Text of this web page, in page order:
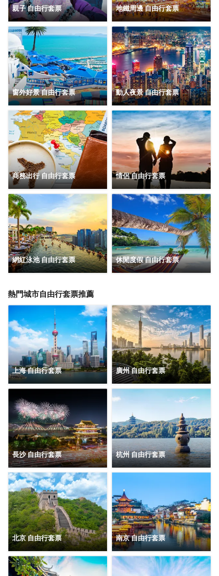
親子自由行套票 地鐵周邊自由行套票
窗外好景自由行套票 動人夜景自由行套票
商務出行自由行套票 情侶自由行套票
網紅泳池自由行套票 休閒度假自由行套票
熱門城市自由行套票推薦
上海 自由行套票 廣州 自由行套票
長沙 自由行套票 杭州 自由行套票
北京 自由行套票 南京 自由行套票